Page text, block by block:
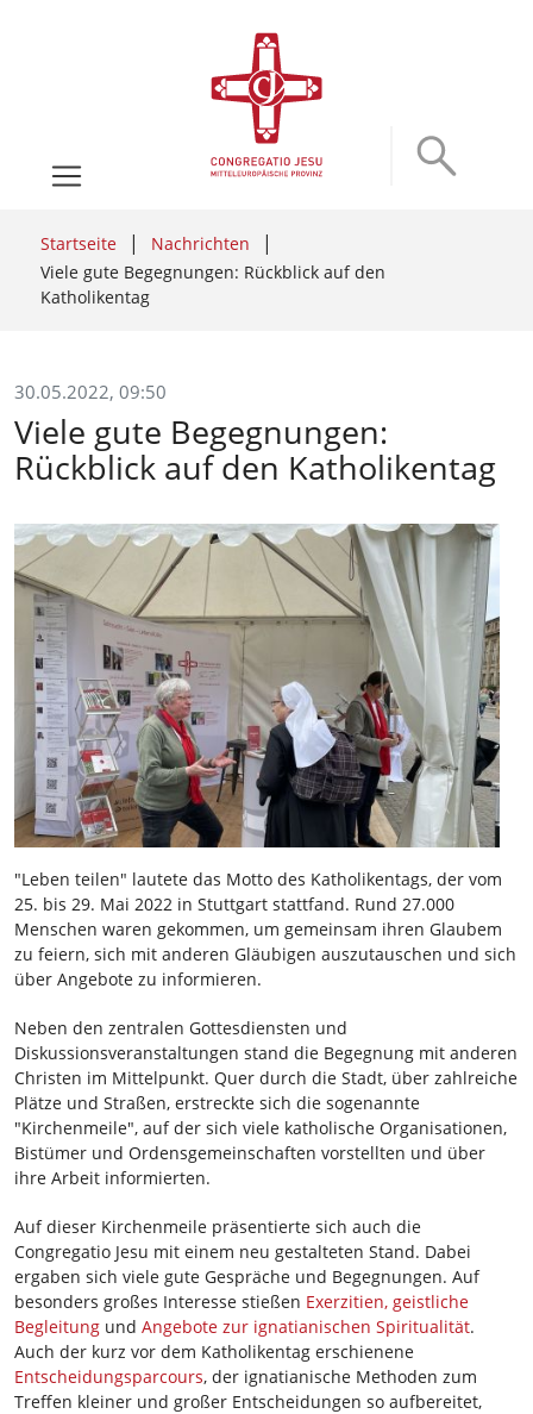
Startseite
Nachrichten
Viele gute Begegnungen: Rückblick auf den
Katholikentag
30.05.2022, 09:50
Viele gute Begegnungen:
Rückblick auf den Katholikentag
"Leben teilen" lautete das Motto des Katholikentags, der vom
25. bis 29. Mai 2022 in Stuttgart stattfand. Rund 27.000
Menschen waren gekommen, um gemeinsam ihren Glaubem
zu feiern, sich mit anderen Gläubigen auszutauschen und sich
über Angebote zu informieren.
Neben den zentralen Gottesdiensten und
Diskussionsveranstaltungen stand die Begegnung mit anderen
Christen im Mittelpunkt. Quer durch die Stadt, über zahlreiche
Plätze und Straßen, erstreckte sich die sogenannte
"Kirchenmeile", auf der sich viele katholische Organisationen,
Bistümer und Ordensgemeinschaften vorstellten und über
ihre Arbeit informierten.
Auf dieser Kirchenmeile präsentierte sich auch die
Congregatio Jesu mit einem neu gestalteten Stand. Dabei
ergaben sich viele gute Gespräche und Begegnungen. Auf
besonders großes Interesse stießen Exerzitien, geistliche
Begleitung und Angebote zur ignatianischen Spiritualität.
Auch der kurz vor dem Katholikentag erschienene
Entscheidungsparcours, der ignatianische Methoden zum
Treffen kleiner und großer Entscheidungen so aufbereitet,